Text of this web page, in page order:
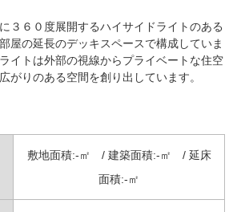
３６０度展開するハイサイドライトのある
屋の延長のデッキスペースで構成していま
イトは外部の視線からプライベートな住空
がりのある空間を創り出しています。
敷地面積:-㎡ / 建築面積:-㎡ / 延床
面積:-㎡